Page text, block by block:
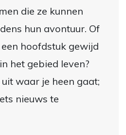
die ze kunnen
hun avontuur. Of
hoofdstuk gewijd
het gebied leven?
waar je heen gaat;
nieuws te